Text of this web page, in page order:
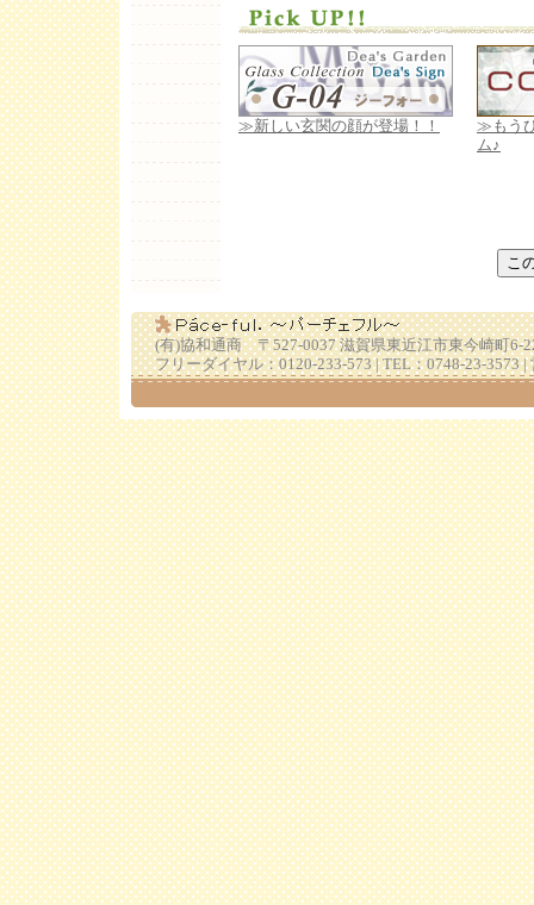
≫新しい玄関の顔が登場！！
≫もう
ム♪
(有)協和通商 〒527-0037 滋賀県東近江市東今崎町6-
フリーダイヤル：0120-233-573 | TEL：0748-23-3573